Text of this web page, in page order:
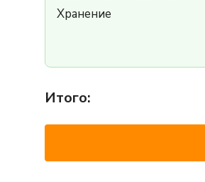
Хранение
Итого: